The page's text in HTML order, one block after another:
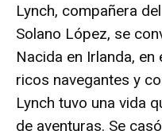
Lynch, compañera
Solano López, se
Nacida en Irlanda,
ricos navegantes y
Lynch tuvo una vida
de aventuras. Se